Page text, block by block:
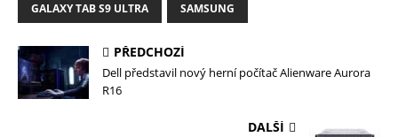
GALAXY TAB S9 ULTRA SAMSUNG
PŘEDCHOZÍ
Dell představil nový herní počítač Alienware Aurora
R16
DALŠÍ